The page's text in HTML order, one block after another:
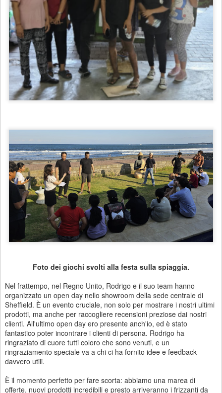
Foto dei giochi svolti alla festa sulla spiaggia.
Nel frattempo, nel Regno Unito, Rodrigo e il suo team hanno
organizzato un open day nello showroom della sede centrale di
Sheffield. È un evento cruciale, non solo per mostrare i nostri ultimi
prodotti, ma anche per raccogliere recensioni preziose dai nostri
clienti. All'ultimo open day ero presente anch'io, ed è stato
fantastico poter incontrare i clienti di persona. Rodrigo ha
ringraziato di cuore tutti coloro che sono venuti, e un
ringraziamento speciale va a chi ci ha fornito idee e feedback
davvero utili.
È il momento perfetto per fare scorta: abbiamo una marea di
offerte, nuovi prodotti incredibili e presto arriveranno i frizzanti da